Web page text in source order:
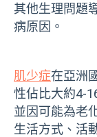
其他生理問題
病原因。
肌少症在亞洲
性佔比大約4-
並因可能為老
生活方式、活